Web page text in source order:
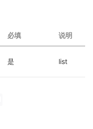
必填 说明
是 list